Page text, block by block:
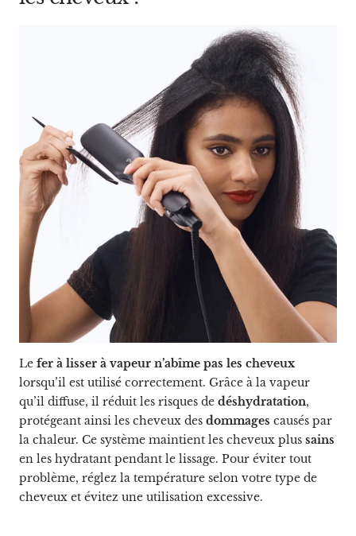
Le fer à lisser à vapeur n’abîme pas les cheveux
lorsqu’il est utilisé correctement. Grâce à la vapeur
qu’il diffuse, il réduit les risques de déshydratation,
protégeant ainsi les cheveux des dommages causés par
la chaleur. Ce système maintient les cheveux plus sains
en les hydratant pendant le lissage. Pour éviter tout
problème, réglez la température selon votre type de
cheveux et évitez une utilisation excessive.